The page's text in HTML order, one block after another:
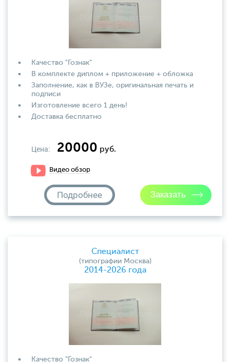
Качество "Гознак"
В комплекте диплом + приложение + обложка
Заполнение, как в ВУЗе, оригинальная печать и
подписи
Изготовление всего 1 день!
Доставка бесплатно
Цена: 20000 руб.
Видео обзор
Подробнее
Специалист
(типографии Москва)
2014-2026 года
Качество "Гознак"